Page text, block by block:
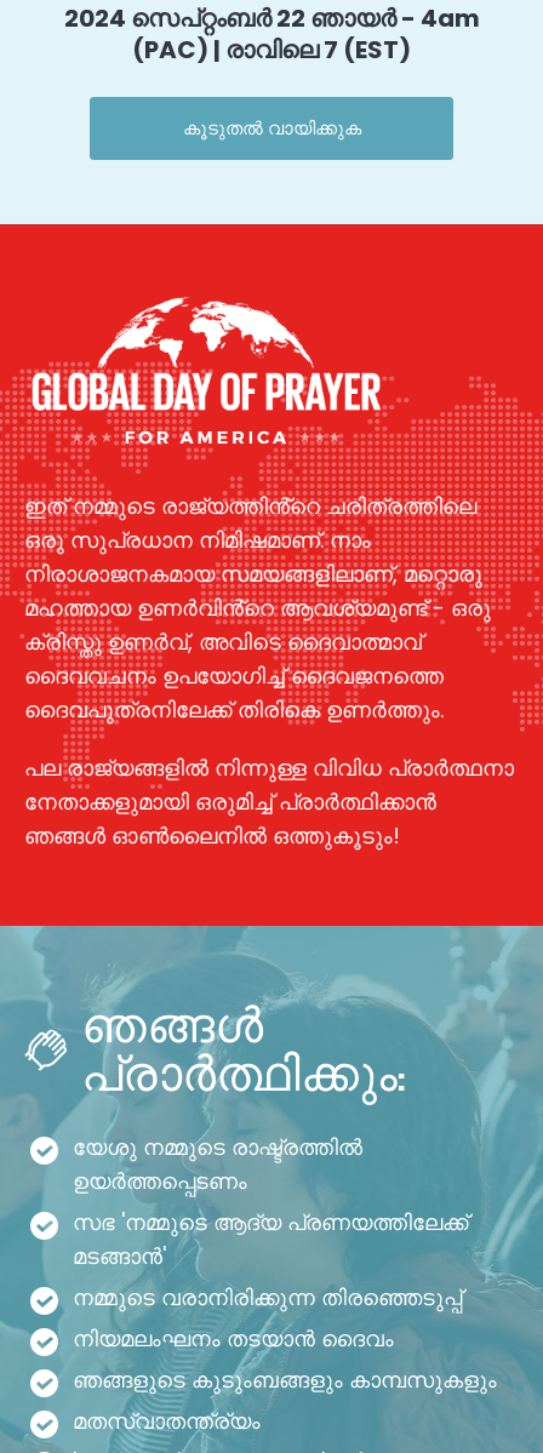
2024 സെപ്റ്റംബർ 22 ഞായർ - 4am
(PAC) | രാവിലെ 7 (EST)
കൂടുതൽ വായിക്കുക
ഇത് നമ്മുടെ രാജ്യത്തിൻ്റെ ചരിത്രത്തിലെ
ഒരു സുപ്രധാന നിമിഷമാണ്. നാം
നിരാശാജനകമായ സമയങ്ങളിലാണ്, മറ്റൊരു
മഹത്തായ ഉണർവിൻ്റെ ആവശ്യമുണ്ട് - ഒരു
ക്രിസ്തു ഉണർവ്, അവിടെ ദൈവാത്മാവ്
ദൈവവചനം ഉപയോഗിച്ച് ദൈവജനത്തെ
ദൈവപുത്രനിലേക്ക് തിരികെ ഉണർത്തും.
പല രാജ്യങ്ങളിൽ നിന്നുള്ള വിവിധ പ്രാർത്ഥനാ
നേതാക്കളുമായി ഒരുമിച്ച് പ്രാർത്ഥിക്കാൻ
ഞങ്ങൾ ഓൺലൈനിൽ ഒത്തുകൂടും!
ഞങ്ങൾ
പ്രാർത്ഥിക്കും:
യേശു നമ്മുടെ രാഷ്ട്രത്തിൽ
ഉയർത്തപ്പെടണം
സഭ 'നമ്മുടെ ആദ്യ പ്രണയത്തിലേക്ക്
മടങ്ങാൻ'
നമ്മുടെ വരാനിരിക്കുന്ന തിരഞ്ഞെടുപ്പ്
നിയമലംഘനം തടയാൻ ദൈവം
ഞങ്ങളുടെ കുടുംബങ്ങളും കാമ്പസുകളും
മതസ്വാതന്ത്ര്യം